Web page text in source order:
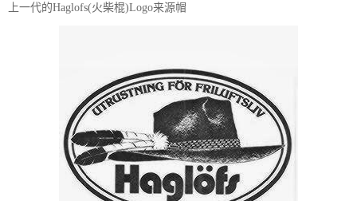
上一代的Haglofs(火柴棍)Logo来源帽